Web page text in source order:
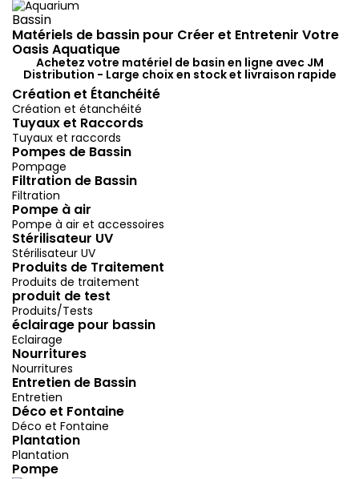
Bassin
Matériels de bassin pour Créer et Entretenir Votre
Oasis Aquatique
Achetez votre matériel de basin en ligne avec JM
Distribution - Large choix en stock et livraison rapide
Création et Étanchéité
Création et étanchéité
Tuyaux et Raccords
Tuyaux et raccords
Pompes de Bassin
Pompage
Filtration de Bassin
Filtration
Pompe à air
Pompe à air et accessoires
Stérilisateur UV
Stérilisateur UV
Produits de Traitement
Produits de traitement
produit de test
Produits/Tests
éclairage pour bassin
Eclairage
Nourritures
Nourritures
Entretien de Bassin
Entretien
Déco et Fontaine
Déco et Fontaine
Plantation
Plantation
Pompe